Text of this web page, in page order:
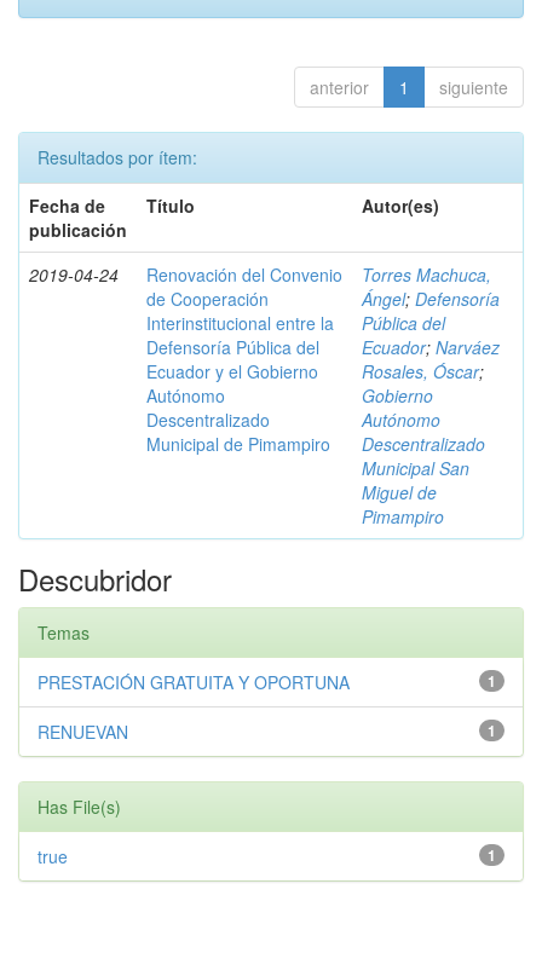
anterior 1 siguiente
Resultados por ítem:
Fecha de
publicación
Título Autor(es)
2019-04-24
Renovación del Convenio
de Cooperación
Interinstitucional entre la
Defensoría Pública del
Ecuador y el Gobierno
Autónomo
Descentralizado
Municipal de Pimampiro
Torres Machuca,
Ángel; Defensoría
Pública del
Ecuador; Narváez
Rosales, Óscar;
Gobierno
Autónomo
Descentralizado
Municipal San
Miguel de
Pimampiro
Descubridor
Temas
1
PRESTACIÓN GRATUITA Y OPORTUNA
1
RENUEVAN
Has File(s)
1
true